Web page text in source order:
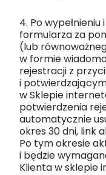
4. Po
formularza za
(lub
w formie
rejestracji z
i
w Sklepie
potwierdzenia
automatycznie
okres 30 dni, link
Po tym okresie
i będzie
Klienta w sklepie